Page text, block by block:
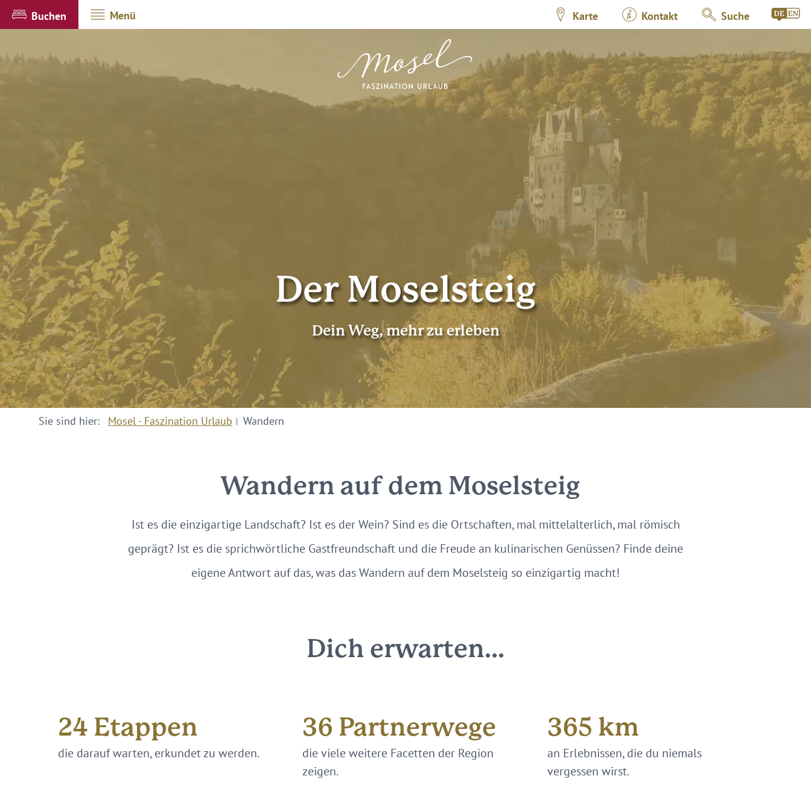
Buchen Menü Karte Kontakt Suche
Der Moselsteig
Dein Weg, mehr zu erleben
Sie sind hier: Mosel - Faszination Urlaub Wandern
Wandern auf dem Moselsteig
Ist es die einzigartige Landschaft? Ist es der Wein? Sind es die Ortschaften, mal mittelalterlich, mal römisch
geprägt? Ist es die sprichwörtliche Gastfreundschaft und die Freude an kulinarischen Genüssen? Finde deine
eigene Antwort auf das, was das Wandern auf dem Moselsteig so einzigartig macht!
Dich erwarten...
24 Etappen
die darauf warten, erkundet zu werden.
36 Partnerwege
die viele weitere Facetten der Region
zeigen.
365 km
an Erlebnissen, die du niemals
vergessen wirst.